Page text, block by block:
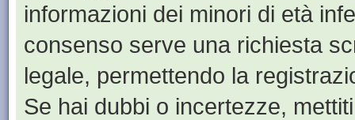
informazioni dei minori di età
consenso serve una richiesta
legale, permettendo la
Se hai dubbi o incertezze,